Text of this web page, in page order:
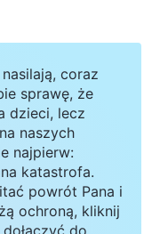
coraz
sprawę, że
dzieci, lecz
naszych
najpierw:
katastrofa.
powrót Pana i
ochroną, kliknij
do